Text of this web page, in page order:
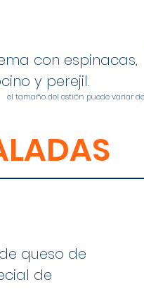
con espinacas,
y perejil.
el tamaño del ostión puede variar
queso de
de